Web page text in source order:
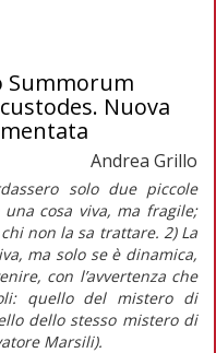
Summorum
Nuova
Andrea Grillo
solo due piccole
cosa viva, ma fragile;
non la sa trattare. 2) La
ma solo se è dinamica,
con l’avvertenza che
quello del mistero di
dello stesso mistero di
Marsili).